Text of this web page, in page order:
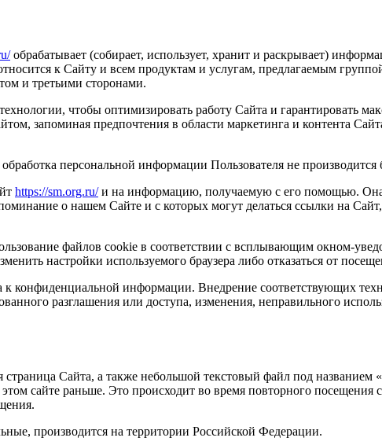
обрабатывает (собирает, использует, хранит и раскрывает)
к Сайту и всем продуктам и услугам, предлагаемым
и третьими сторонами.
чтобы оптимизировать работу Сайта и гарантировать
запоминая предпочтения в области маркетинга и контента
персональной информации Пользователя не производится
https://sm.org.ru/и на информацию, получаемую с его помощью. Она
о нашем Сайте и с которых могут делаться ссылки на
файлов cookie в соответствии с всплывающим окном-
настройки используемого браузера либо отказаться от
конфиденциальной информации. Внедрение соответствующих
разглашения или доступа, изменения, неправильного
Сайта, а также небольшой текстовый файл под названием
сайте раньше. Это происходит во время повторного посещения
производится на территории Российской Федерации.